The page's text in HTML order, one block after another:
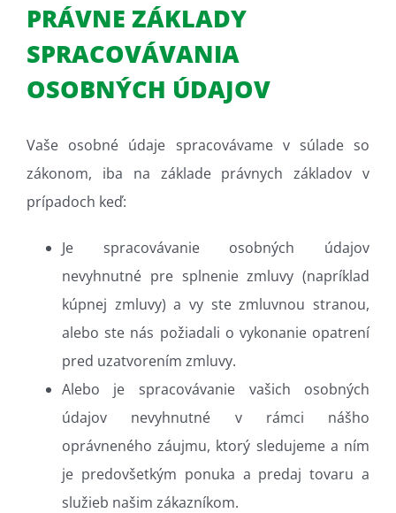
PRÁVNE ZÁKLADY
SPRACOVÁVANIA
OSOBNÝCH ÚDAJOV
Vaše osobné údaje spracovávame v súlade so
zákonom, iba na základe právnych základov v
prípadoch keď:
Je spracovávanie osobných údajov
nevyhnutné pre splnenie zmluvy (napríklad
kúpnej zmluvy) a vy ste zmluvnou stranou,
alebo ste nás požiadali o vykonanie opatrení
pred uzatvorením zmluvy.
Alebo je spracovávanie vašich osobných
údajov nevyhnutné v rámci nášho
oprávneného záujmu, ktorý sledujeme a ním
je predovšetkým ponuka a predaj tovaru a
služieb našim zákazníkom.